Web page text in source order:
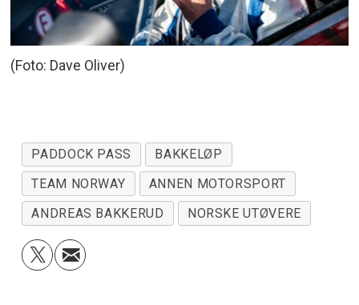
(Foto: Dave Oliver)
PADDOCK PASS
BAKKELØP
TEAM NORWAY
ANNEN MOTORSPORT
ANDREAS BAKKERUD
NORSKE UTØVERE